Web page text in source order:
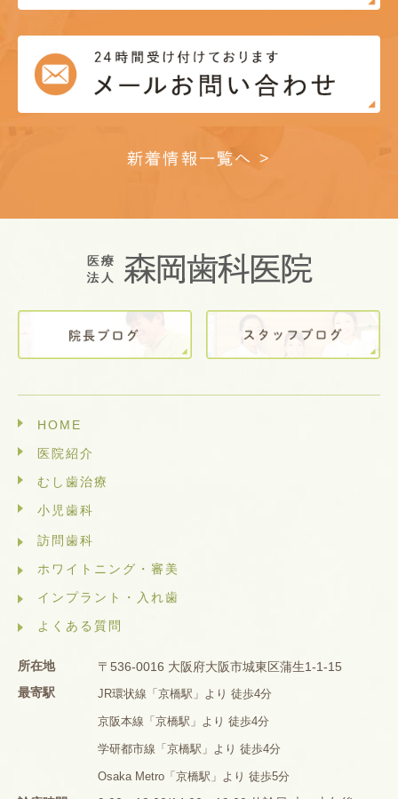
新着情報一覧へ >
HOME
医院紹介
むし歯治療
小児歯科
訪問歯科
ホワイトニング・審美
インプラント・入れ歯
よくある質問
所在地
〒536-0016 大阪府大阪市城東区蒲生1-1-15
最寄駅
JR環状線「京橋駅」より 徒歩4分
京阪本線「京橋駅」より 徒歩4分
学研都市線「京橋駅」より 徒歩4分
Osaka Metro「京橋駅」より 徒歩5分